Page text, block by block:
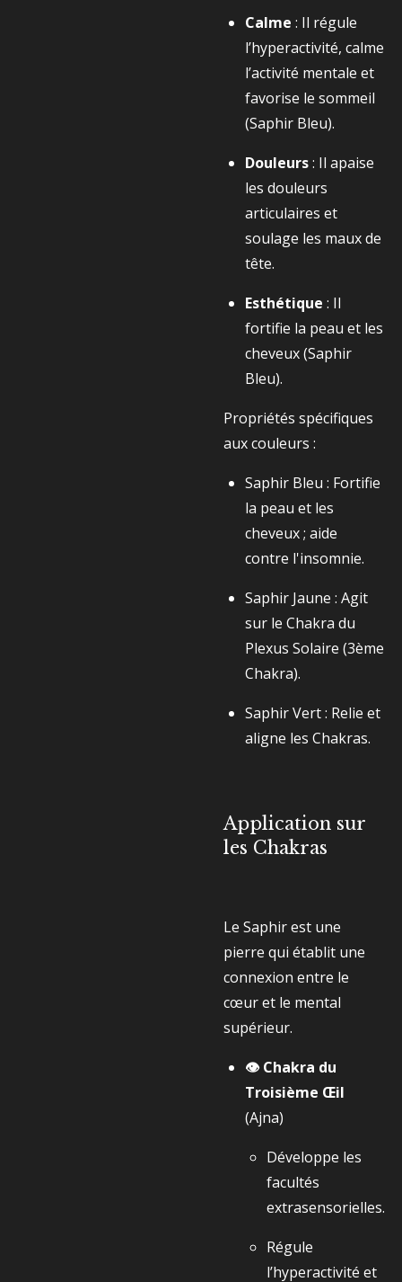
Calme : Il régule
l’hyperactivité, calme
l’activité mentale et
favorise le sommeil
(Saphir Bleu).
Douleurs: Il apaise
les douleurs
articulaires et
soulage les maux de
tête.
Esthétique : Il
fortifie la peau et les
cheveux (Saphir
Bleu).
Propriétés spécifiques
aux couleurs :
Saphir Bleu : Fortifie
la peau et les
cheveux ; aide
contre l'insomnie.
Saphir Jaune : Agit
sur le Chakra du
Plexus Solaire (3ème
Chakra).
Saphir Vert : Relie et
aligne les Chakras.
Application sur
les Chakras
Le Saphir est une
pierre qui établit une
connexion entre le
cœur et le mental
supérieur.
👁️ Chakra du
Troisième Œil
(Ajna)
Développe les
facultés
extrasensorielles.
Régule
l’hyperactivité et